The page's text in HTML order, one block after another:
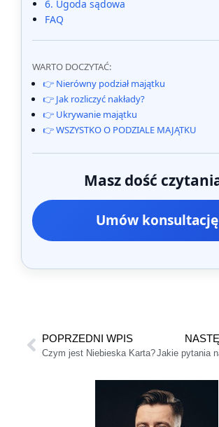
6. Ugoda sądowa
FAQ
WARTO DOCZYTAĆ:
👉 Nierówny podział majątku
👉 Jak rozliczyć nakłady?
👉 Ukrywanie majątku
👉 WSZYSTKO O PODZIALE MAJĄTKU
Masz dość
Umów konsultację
POPRZEDNI WPIS
Czym jest Niebieska Karta?